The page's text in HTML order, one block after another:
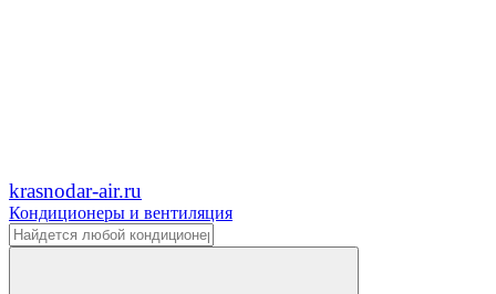
krasnodar-air.ru
Кондиционеры и вентиляция